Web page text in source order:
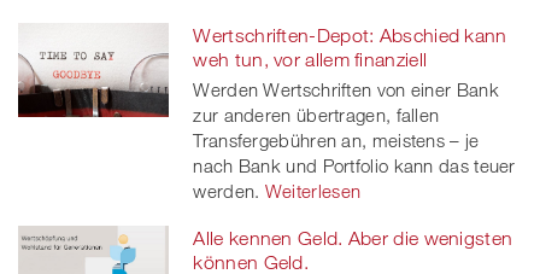
Wertschriften-Depot: Abschied kann
weh tun, vor allem finanziell
Werden Wertschriften von einer Bank
zur anderen übertragen, fallen
Transfergebühren an, meistens – je
nach Bank und Portfolio kann das teuer
werden. Weiterlesen
Alle kennen Geld. Aber die wenigsten
können Geld.